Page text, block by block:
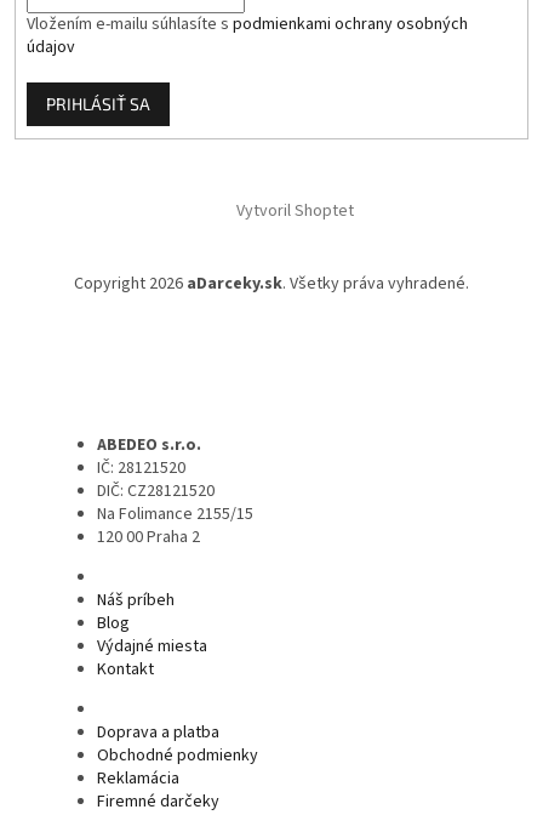
Vložením e-mailu súhlasíte s podmienkami ochrany osobných
údajov
PRIHLÁSIŤ SA
Vytvoril Shoptet
Copyright 2026 aDarceky.sk. Všetky práva vyhradené.
ABEDEO s.r.o.
IČ: 28121520
DIČ: CZ28121520
Na Folimance 2155/15
120 00 Praha 2
Náš príbeh
Blog
Výdajné miesta
Kontakt
Doprava a platba
Obchodné podmienky
Reklamácia
Firemné darčeky